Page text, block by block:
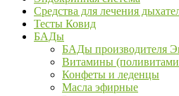
Средства для лечения
Тесты Ковид
БАДы
БАДы производителя
Витамины
Конфеты и леденцы
Масла эфирные